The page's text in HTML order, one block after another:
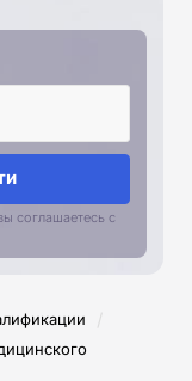
соглашаетесь с
/